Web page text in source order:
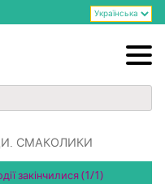
СМАКОЛИКИ
закінчилися (1/1)